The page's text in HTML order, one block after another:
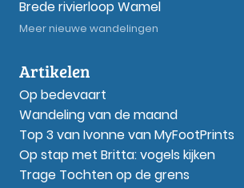
Brede rivierloop Wamel
Meer nieuwe wandelingen
Artikelen
Op bedevaart
Wandeling van de maand
Top 3 van Ivonne van MyFootPrints
Op stap met Britta: vogels kijken
Trage Tochten op de grens